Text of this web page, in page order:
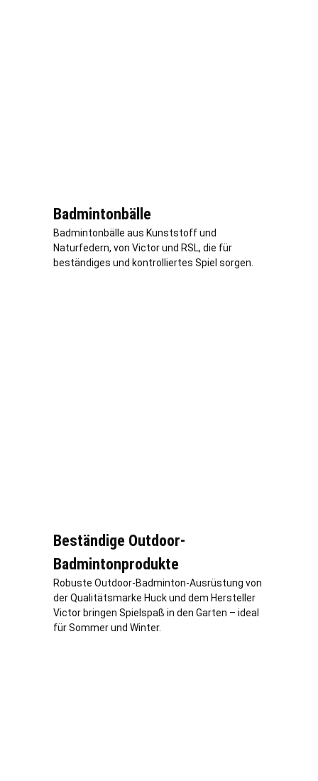
Badmintonbälle
Badmintonbälle aus Kunststoff und
Naturfedern, von Victor und RSL, die für
beständiges und kontrolliertes Spiel sorgen.
Beständige Outdoor-
Badmintonprodukte
Robuste Outdoor-Badminton-Ausrüstung von
der Qualitätsmarke Huck und dem Hersteller
Victor bringen Spielspaß in den Garten – ideal
für Sommer und Winter.